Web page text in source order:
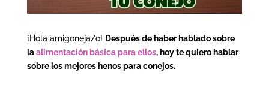
¡Hola amigoneja/o! Después de haber hablado sobre
laalimentación básica para ellos, hoy te quiero hablar
sobre los mejores henos para conejos.